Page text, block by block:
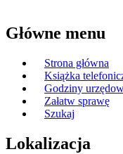
Główne menu
Strona główna
Książka
Godziny
Załatw sprawę
Szukaj
Lokalizacja